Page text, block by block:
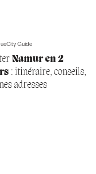
City Guide
Namur en 2
: itinéraire, conseils,
adresses